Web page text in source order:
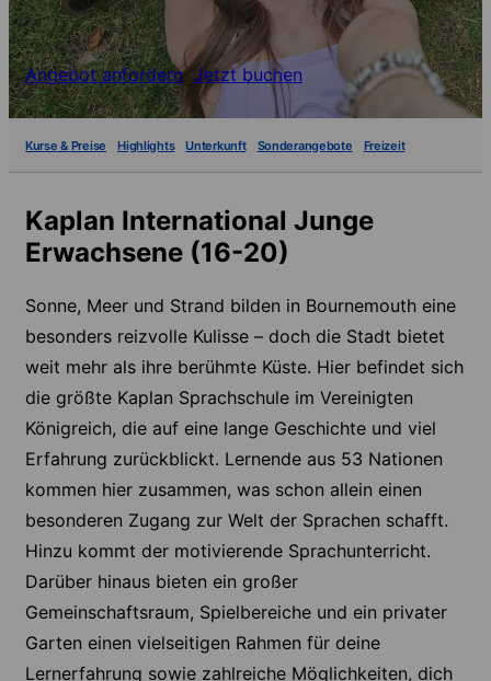
Angebot anfordern Jetzt buchen
Kurse & Preise Highlights Unterkunft Sonderangebote Freizeit
Kaplan International Junge
Erwachsene (16-20)
Sonne, Meer und Strand bilden in Bournemouth eine
besonders reizvolle Kulisse – doch die Stadt bietet
weit mehr als ihre berühmte Küste. Hier befindet sich
die größte Kaplan Sprachschule im Vereinigten
Königreich, die auf eine lange Geschichte und viel
Erfahrung zurückblickt. Lernende aus 53 Nationen
kommen hier zusammen, was schon allein einen
besonderen Zugang zur Welt der Sprachen schafft.
Hinzu kommt der motivierende Sprachunterricht.
Darüber hinaus bieten ein großer
Gemeinschaftsraum, Spielbereiche und ein privater
Garten einen vielseitigen Rahmen für deine
Lernerfahrung sowie zahlreiche Möglichkeiten, dich